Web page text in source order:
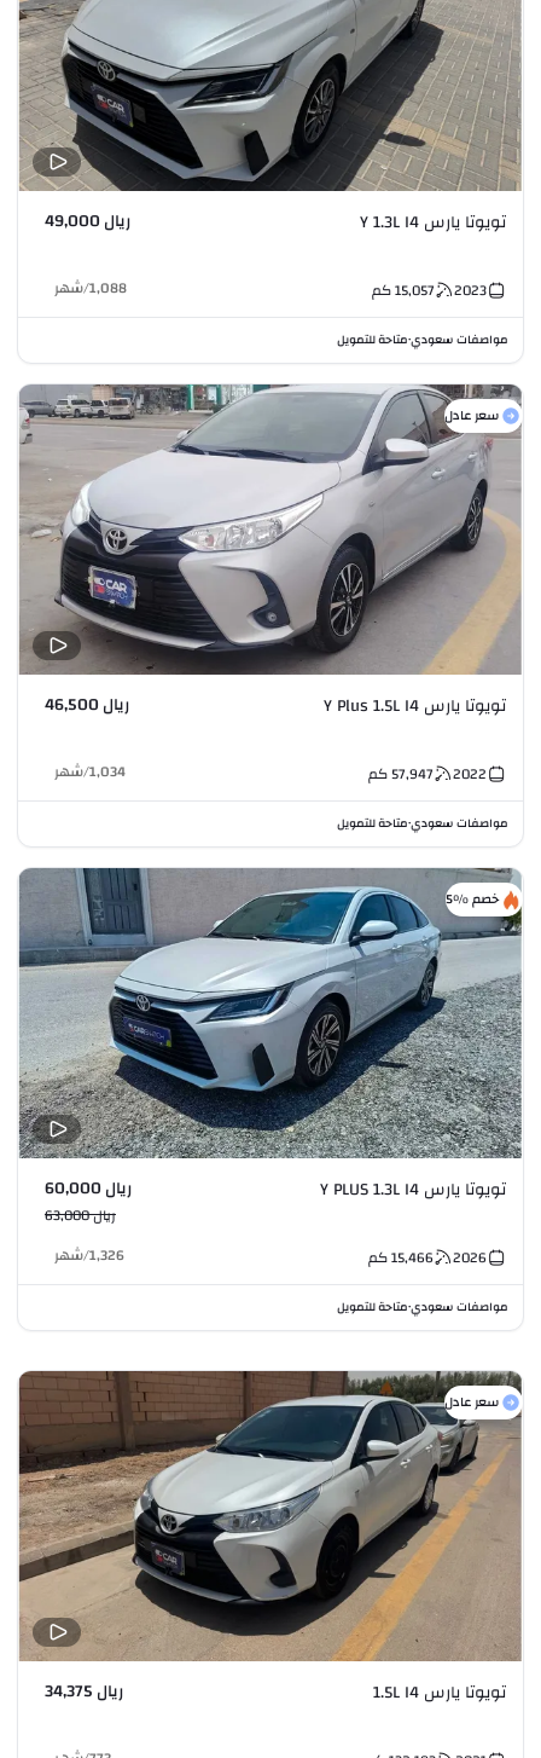
تويوتا يارس Y 1.3L I4 ريال 49,000
2023
15,057كم 1,088
/شهر
مواصفات سعودي•متاحة للتمويل
سعر عادل
تويوتا يارس Y Plus 1.5L I4 ريال 46,500
2022
57,947كم 1,034
/شهر
مواصفات سعودي•متاحة للتمويل
خصم %5
تويوتا يارس Y PLUS 1.3L I4 ريال 60,000
ريال 63,000
2026
15,466كم 1,326
/شهر
مواصفات سعودي•متاحة للتمويل
سعر عادل
تويوتا يارس 1.5L I4 ريال 34,375